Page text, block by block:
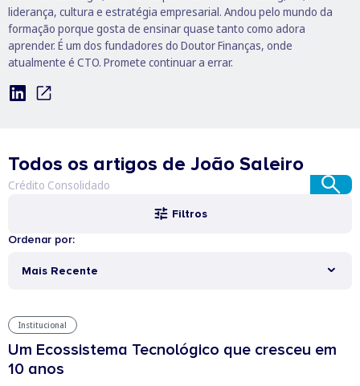
liderança, cultura e estratégia empresarial. Andou pelo mundo da
formação porque gosta de ensinar quase tanto como adora
aprender. É um dos fundadores do Doutor Finanças, onde
atualmente é CTO. Promete continuar a errar.
Todos os artigos de João Saleiro
Filtros
Ordenar por:
Mais Recente
Institucional
Um Ecossistema Tecnológico que cresceu em
10 anos